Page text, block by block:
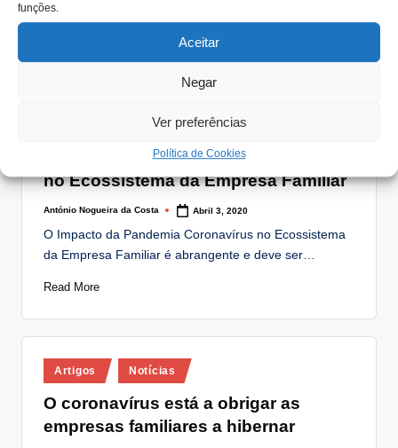
funções.
Aceitar
Negar
Ver preferências
Política de Cookies
que diríamos em dezembro de 2019 se…
Notícias
O Impacto da Pandemia Coronavírus
no Ecossistema da Empresa Familiar
Posted
António Nogueira da Costa Abril 3, 2020
O Impacto da Pandemia Coronavírus no Ecossistema
da Empresa Familiar é abrangente e deve ser…
Read More
Posted
in
Artigos Notícias
O coronavírus está a obrigar as
empresas familiares a hibernar